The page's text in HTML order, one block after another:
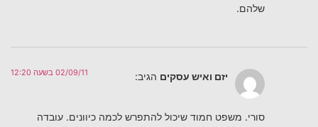
שלהם.
יזם ואיש עסקים הגיב: 02/09/11 בשעה 12:20
סורי. משפט חמוד שיכול להתפרש לכמה כיוונים. עובדה